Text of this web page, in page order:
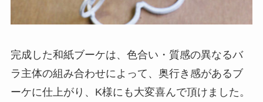
完成した和紙ブーケは、色合い・質感の異なるバ
ラ主体の組み合わせによって、奥行き感があるブ
ーケに仕上がり、K様にも大変喜んで頂けました。